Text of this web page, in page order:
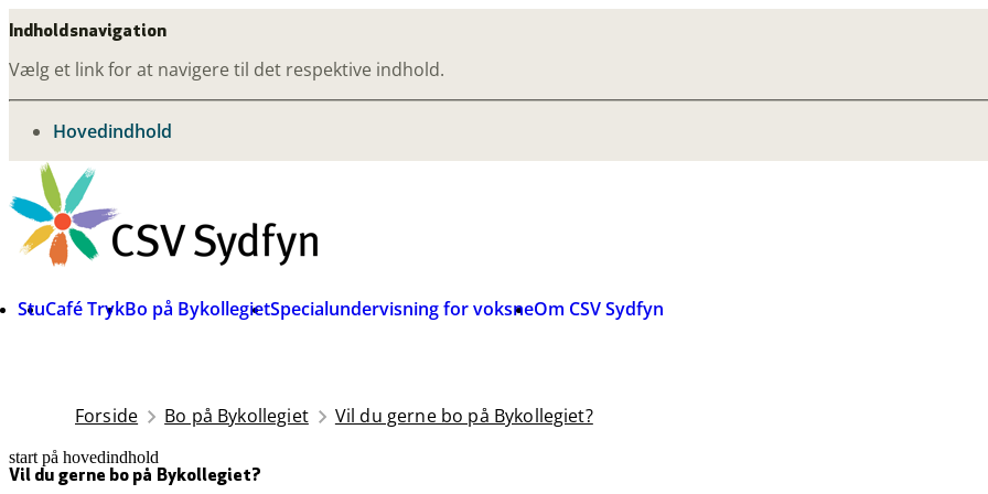
Indholdsnavigation
Vælg et link for at navigere til det respektive indhold.
gå til
Hovedindhold
StuCafé TrykBo på BykollegietSpecialundervisning for voksneOm CSV Sydfyn
Forside Bo på Bykollegiet Vil du gerne bo på Bykollegiet?
start på hovedindhold
Vil du gerne bo på Bykollegiet?
senest opdateret 29. juni 2026